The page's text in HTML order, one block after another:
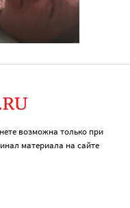
возможна только при
материала на сайте